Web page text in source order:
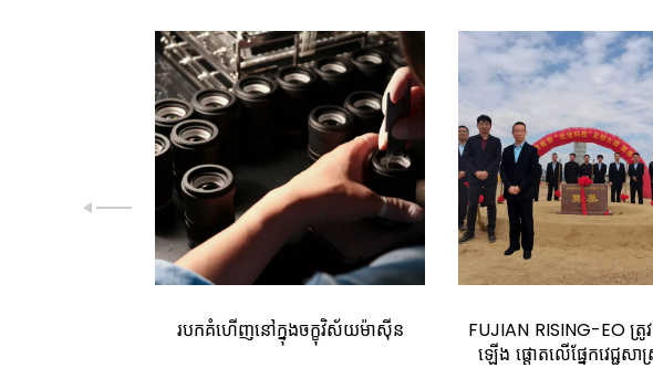
របកគំហើញនៅក្នុងចក្ខុវិស័យម៉ាស៊ីន
FUJIAN RISING-EO ត្រូវ
ឡើង ផ្តោតលើផ្នែកវេជ្ជសា